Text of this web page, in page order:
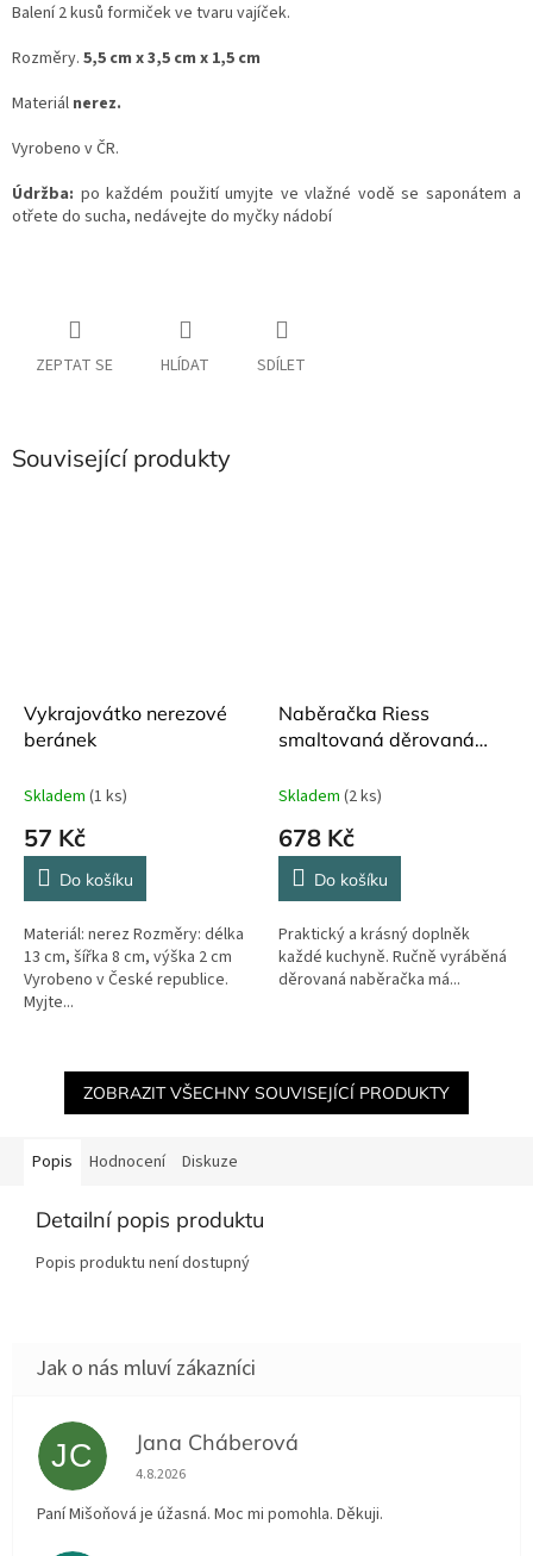
Balení 2 kusů formiček ve tvaru vajíček.
Rozměry. 5,5 cm x 3,5 cm x 1,5 cm
Materiál nerez.
Vyrobeno v ČR.
Údržba: po každém použití umyjte ve vlažné vodě se saponátem a
otřete do sucha, nedávejte do myčky nádobí
ZEPTAT SE HLÍDAT SDÍLET
Související produkty
Vykrajovátko nerezové
beránek
Skladem (1 ks)
57 Kč
Do košíku
Materiál: nerez Rozměry: délka
13 cm, šířka 8 cm, výška 2 cm
Vyrobeno v České republice.
Myjte...
Naběračka Riess
smaltovaná děrovaná
Skladem (2 ks)
678 Kč
Do košíku
Praktický a krásný doplněk
každé kuchyně. Ručně vyráběná
děrovaná naběračka má...
ZOBRAZIT VŠECHNY SOUVISEJÍCÍ PRODUKTY
Popis Hodnocení Diskuze
Detailní popis produktu
Popis produktu není dostupný
JC Jana Cháberová
Hodnocení obchodu je 5 z 5 hvězdiček.
4.8.2026
Paní Mišoňová je úžasná. Moc mi pomohla. Děkuji.